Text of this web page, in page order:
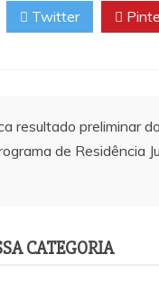
Twitter
resultado preliminar
de Residência
CATEGORIA
Saiba quem é o